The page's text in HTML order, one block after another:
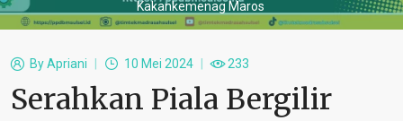
Kakankemenag Maros
ByApriani 10 Mei 2024 233
Serahkan Piala Bergilir